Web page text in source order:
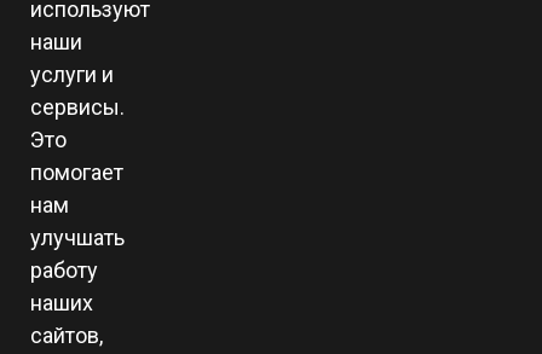
используют
наши
услуги и
сервисы.
Это
помогает
нам
улучшать
работу
наших
сайтов,